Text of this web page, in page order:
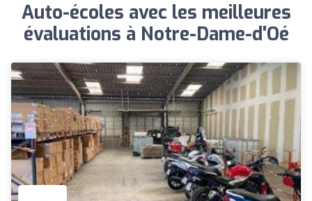
Auto-écoles avec les meilleures
évaluations à Notre-Dame-d'Oé